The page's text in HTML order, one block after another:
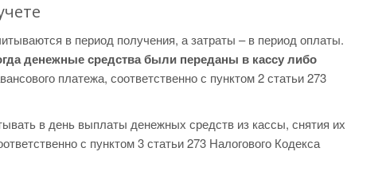
в период получения, а затраты – в период оплаты.
денежные средства были переданы в кассу либо
платежа, соответственно с пунктом 2 статьи 273
в день выплаты денежных средств из кассы, снятия их
с пунктом 3 статьи 273 Налогового Кодекса